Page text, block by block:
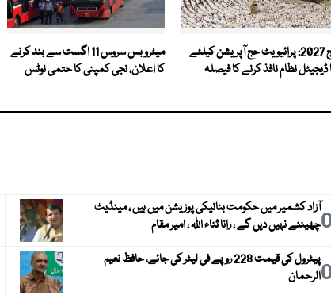
حج 2027: پرائیویٹ حج آپریشن کیلئے
ڈیجیٹل نظام نافذ کرنے کا فیصلہ
میٹرو بس سروس 11 اگست سے بند کرنے
کا اعلان، نجی کمپنی کا حتمی نوٹس
آزاد کشمیر میں حکومت بنانیکی پوزیشن میں ہیں ، مینڈیٹ
چھیننے نہیں دیں گے ، رانا ثناء اللہ ، امیر مقام
پیٹرول کی قیمت 228 روپے فی لیٹر کی جائے، حافظ نعیم
الرحمان